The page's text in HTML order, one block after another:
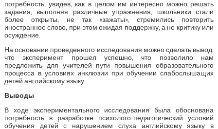
потребность, увидев, как в целом им интересно можно решать
задания, выполняя различные упражнения, школьники стали
более открыты, не так «зажаты», стремились повторить
иностранное слово, при этом ожидая поддержку, а не критику или
осуждение.
На основании проведенного исследования можно сделать вывод,
что эксперимент прошел успешно, что позволило нам
предложить для учителей пути повышения образовательного
процесса в условиях инклюзии при обучении слабослышащих
детей английскому языку.
Выводы
В ходе экспериментального исследования была обоснована
потребность в разработке психолого-педагогический условий
обучения детей с нарушением слуха английскому языку в